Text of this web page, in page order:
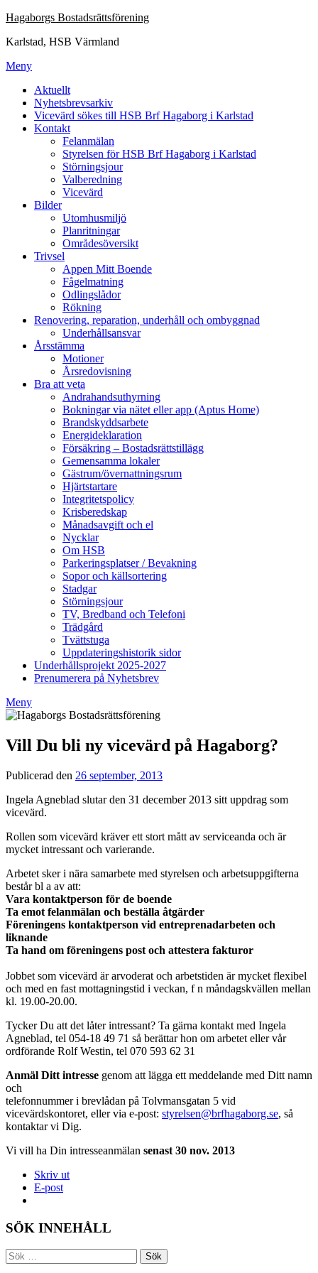
Hoppa
innehåll
Hagaborgs Bostadsrättsförening
Karlstad, HSB Värmland
Meny
Aktuellt
Nyhetsbrevsarkiv
Vicevärd sökes till HSB Brf Hagaborg i Karlstad
Kontakt
Felanmälan
Styrelsen för HSB Brf Hagaborg i Karlstad
Störningsjour
Valberedning
Vicevärd
Bilder
Utomhusmiljö
Planritningar
Områdesöversikt
Trivsel
Appen Mitt Boende
Fågelmatning
Odlingslådor
Rökning
Renovering, reparation, underhåll och ombyggnad
Underhållsansvar
Årsstämma
Motioner
Årsredovisning
Bra att veta
Andrahandsuthyrning
Bokningar via nätet eller app (Aptus Home)
Brandskyddsarbete
Energideklaration
Försäkring – Bostadsrättstillägg
Gemensamma lokaler
Gästrum/övernattningsrum
Hjärtstartare
Integritetspolicy
Krisberedskap
Månadsavgift och el
Nycklar
Om HSB
Parkeringsplatser / Bevakning
Sopor och källsortering
Stadgar
Störningsjour
TV, Bredband och Telefoni
Trädgård
Tvättstuga
Uppdateringshistorik sidor
Underhållsprojekt 2025-2027
Prenumerera på Nyhetsbrev
Meny
Vill Du bli ny vicevärd på Hagaborg?
Publicerad den 26 september, 2013
BRF
Ingela Agneblad slutar den 31 december 2013 sitt uppdrag som
vicevärd.
Rollen som vicevärd kräver ett stort mått av serviceanda och är
mycket intressant och varierande.
Arbetet sker i nära samarbete med styrelsen och arbetsuppgifterna
består bl a av att:
Vara kontaktperson för de boende
Ta emot felanmälan och beställa åtgärder
Föreningens kontaktperson vid entreprenadarbeten och
liknande
Ta hand om föreningens post och attestera fakturor
Jobbet som vicevärd är arvoderat och arbetstiden är mycket flexibel
och med en fast mottagningstid i veckan, f n måndagskvällen mellan
kl. 19.00-20.00.
Tycker Du att det låter intressant? Ta gärna kontakt med Ingela
Agneblad, tel 054-18 49 71 så berättar hon om arbetet eller vår
ordförande Rolf Westin, tel 070 593 62 31
Anmäl Ditt intresse genom att lägga ett meddelande med Ditt namn
och
telefonnummer i brevlådan på Tolvmansgatan 5 vid
vicevärdskontoret, eller via e-post: styrelsen@brfhagaborg.se, så
kontaktar vi Dig.
Vi vill ha Din intresseanmälan senast 30 nov. 2013
Skriv ut
E-post
SÖK INNEHÅLL
Sök
efter: